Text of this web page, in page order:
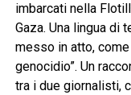
imbarcati nella
Gaza. Una lingua di
messo in atto,
genocidio”. Un
tra i due giornalisti,